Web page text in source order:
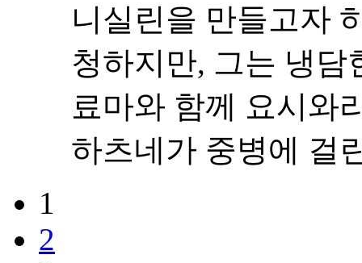
니실린을 만들고자
청하지만, 그는 냉담
료마와 함께 요시와
하츠네가 중병에 걸
1
2